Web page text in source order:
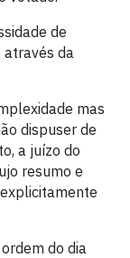
de
através da
mas
dispuser de
a juízo do
resumo e
do dia